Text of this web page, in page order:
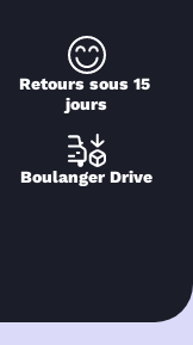
Retours sous 15
jours
Boulanger Drive